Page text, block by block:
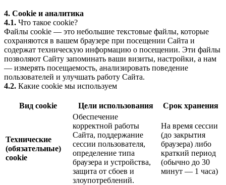
4. Cookie и аналитика
4.1. Что такое cookie?
Файлы cookie — это небольшие текстовые файлы, которые
сохраняются в вашем браузере при посещении Сайта и
содержат техническую информацию о посещении. Эти файлы
позволяют Сайту запоминать ваши визиты, настройки, а нам
— измерять посещаемость, анализировать поведение
пользователей и улучшать работу Сайта.
4.2. Какие cookie мы используем
Вид cookie Цели использования Срок хранения
Технические
(обязательные)
cookie
Обеспечение
корректной работы
Сайта, поддержание
сессии пользователя,
определение типа
браузера и устройства,
защита от сбоев и
злоупотреблений.
На время сессии
(до закрытия
браузера) либо
краткий период
(обычно до 30
минут — 1 часа)